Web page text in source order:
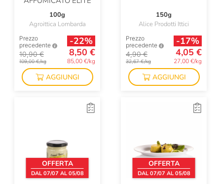
100g
Agroittica Lombarda
Prezzo
precedente
10,90 €
109,00 €/kg
-22%
8,50 €
85,00 €/kg
AGGIUNGI
150g
Alice Prodotti Ittici
Prezzo
precedente
4,90 €
32,67 €/kg
-17%
4,05 €
27,00 €/kg
AGGIUNGI
OFFERTA
DAL 07/07 AL 05/08
OFFERTA
DAL 07/07 AL 05/08